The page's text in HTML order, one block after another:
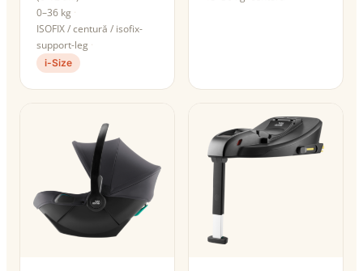
0–36 kg
ISOFIX / centură / isofix-
support-leg
i-Size